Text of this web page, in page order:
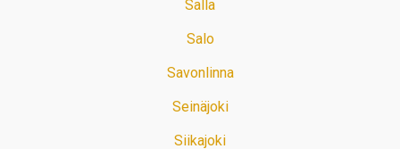
Salla
Salo
Savonlinna
Seinäjoki
Siikajoki